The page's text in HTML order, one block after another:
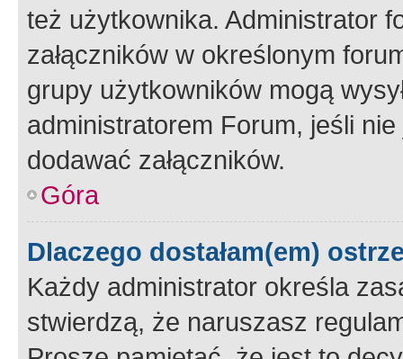
też użytkownika. Administrator
załączników w określonym
grupy użytkowników mogą
administratorem Forum, jeśli
dodawać załączników.
Góra
Dlaczego dostałam(em)
Każdy administrator określa
stwierdzą, że naruszasz